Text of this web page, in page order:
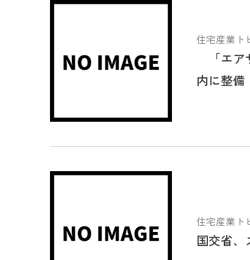
住宅産業ト
「エア
内に整備
住宅産業ト
国交省